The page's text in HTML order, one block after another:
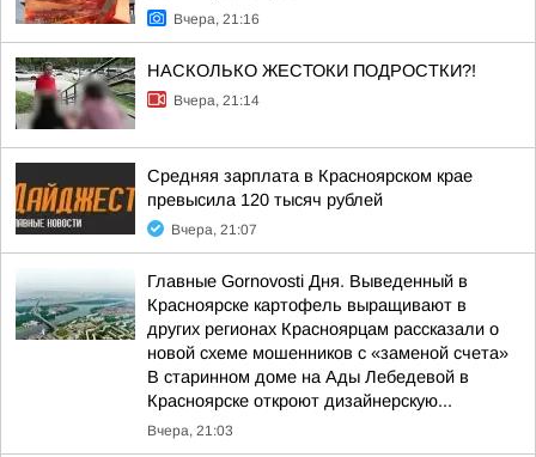
Вчера, 21:16
НАСКОЛЬКО ЖЕСТОКИ ПОДРОСТКИ?!
Вчера, 21:14
Средняя зарплата в Красноярском крае
превысила 120 тысяч рублей
Вчера, 21:07
Главные Gornovosti Дня. Выведенный в
Красноярске картофель выращивают в
других регионах Красноярцам рассказали о
новой схеме мошенников с «заменой счета»
В старинном доме на Ады Лебедевой в
Красноярске откроют дизайнерскую...
Вчера, 21:03